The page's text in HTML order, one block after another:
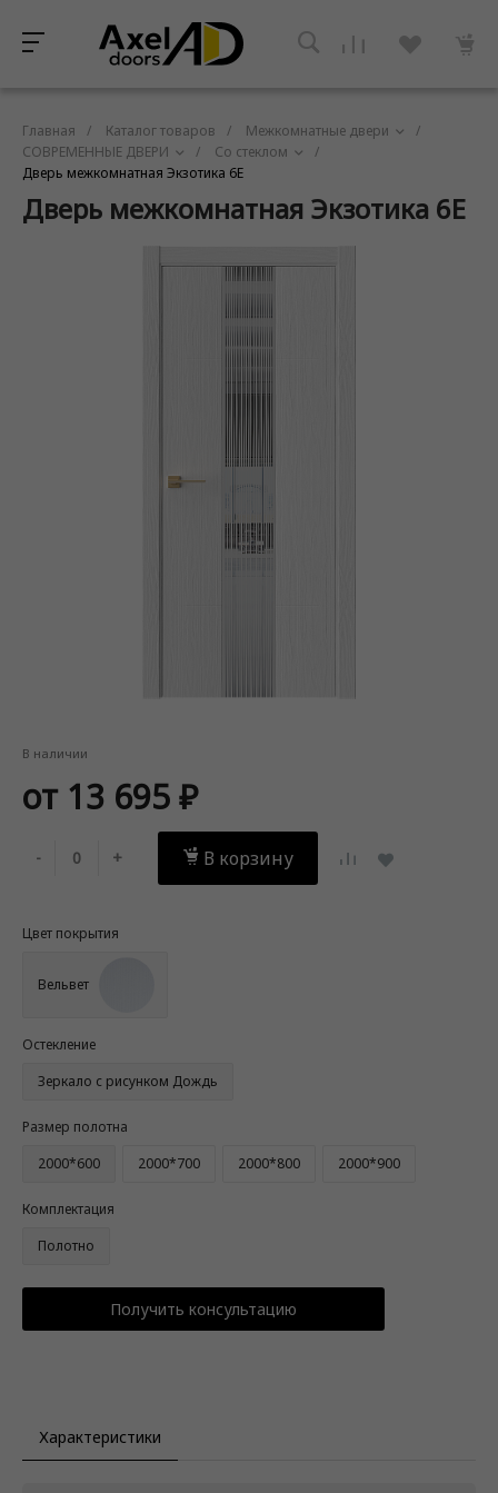
Главная / Каталог товаров / Межкомнатные двери
/
СОВРЕМЕННЫЕ ДВЕРИ
/ Со стеклом
/
Дверь межкомнатная Экзотика 6Е
Дверь межкомнатная Экзотика 6Е
В наличии
от 13 695 ₽
- + В корзину
Цвет покрытия
Вельвет
Остекление
Зеркало с рисунком Дождь
Размер полотна
2000*600
2000*700 2000*800 2000*900
Комплектация
Полотно
Получить консультацию
Характеристики